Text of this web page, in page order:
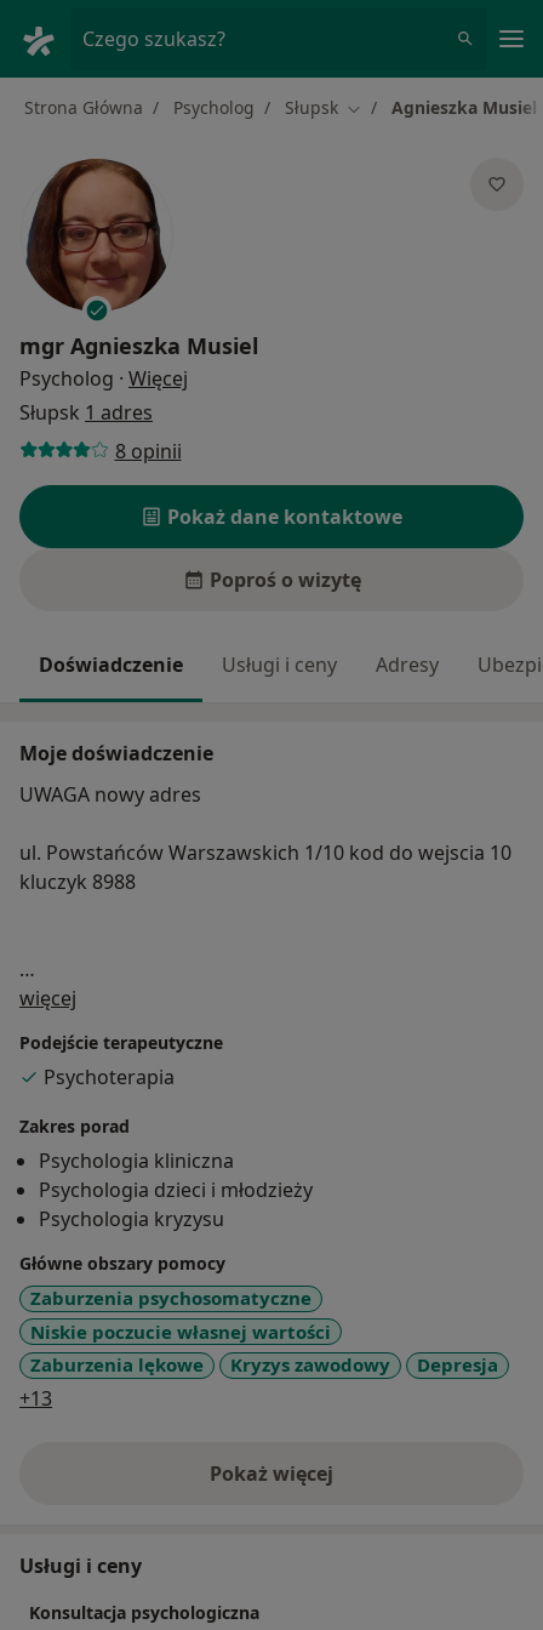
Czego szukasz?
Strona Główna Psycholog Słupsk Zmień miasto
Agnieszka Musiel
mgr Agnieszka Musiel
Psycholog · Więcej
Słupsk 1 adres
8 opinii
Pokaż dane kontaktowe
Poproś o wizytę
Doświadczenie Usługi i ceny Adresy
Moje doświadczenie
UWAGA nowy adres
ul. Powstańców Warszawskich 1/10 kod do wejscia 10
kluczyk 8988
Pomaganie ludziom od dawna jest moją wielką pasją.
Udzielam się w wielu wolontariatach- w Szlachetnej
Paczce, Akademii Przyszłości, w Mopr oraz domu
dziecka. Jestem osobą niezwykle empatyczną,
wsłuchuję się w potrzeby pacjentów i staram się razem
z nimi znależć najlepsze rozwiązanie jego problemów.
Uważam, że te rozwiązania każdy człowiek ma w sobie,
a moją rolą jest wspierać pacjenta w samodzielnym ich
szukaniu.
Pracuję z osobami z :
-depresją
-lękami
-niską samooceną
-zaburzeniami obsesyjno-kompulsywnymi
trudności emocjonalnych
-chcącymi się rozwijać
więcej
Podejście terapeutyczne
Psychoterapia
Zakres porad
Psychologia kliniczna
Psychologia dzieci i młodzieży
Psychologia kryzysu
Główne obszary pomocy
Zaburzenia psychosomatyczne
Niskie poczucie własnej wartości
Zaburzenia lękowe
Kryzys zawodowy Depresja
+13
Pokaż więcejo doświadczeniu
Usługi i ceny
Konsultacja psychologiczna